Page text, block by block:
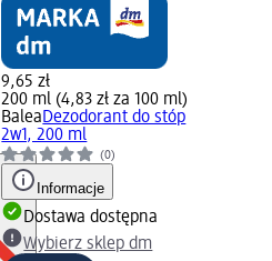
9,65 zł
200 ml (4,83 zł za 100 ml)
BaleaDezodorant do stóp
2w1, 200 ml
(0)
Informacje
Dostawa dostępna
Wybierz sklep dm